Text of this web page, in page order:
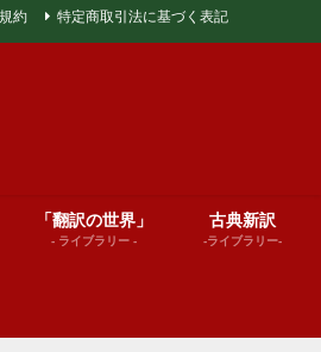
約 特定商取引法に基づく表記
「翻訳の世界」
- ライブラリー -
古典新訳
-ライブラリー-